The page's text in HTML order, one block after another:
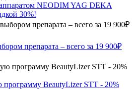
NEODIM YAG DEKA
30%!
препарата – всего за 19 900₽
BeautyLizer STT - 20%